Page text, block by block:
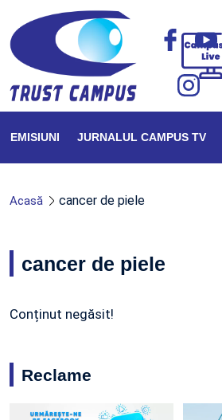
EMISIUNI JURNALUL CAMPUS TV
Acasă cancer de piele
cancer de piele
Conținut negăsit!
Reclame